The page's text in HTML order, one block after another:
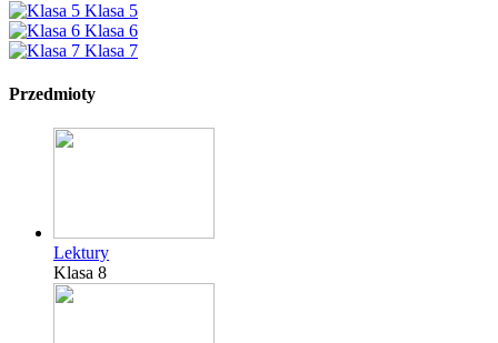
Klasa 5
Klasa 6
Klasa 7
Przedmioty
Lektury
Klasa 8